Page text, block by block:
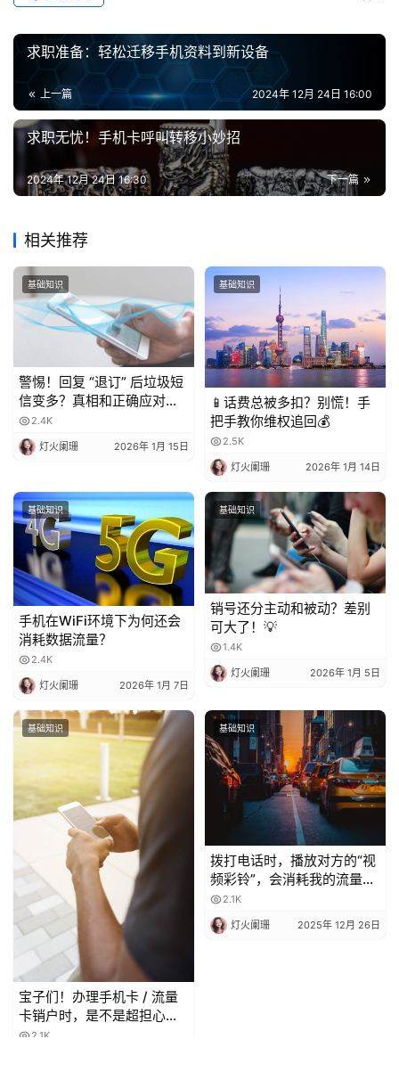
号
认
证
值
业
求职准备：轻松迁移手机资料到新设备
上一篇 2024年 12月 24日 16:00
求职无忧！手机卡呼叫转移小妙招
下一篇
2024年 12月 24日 16:30
相关推荐
基础知识
警惕！回复 “退订” 后垃圾短
信变多？真相和正确应对方
法都在这
2.4K
灯火阑珊 2026年 1月 15日
基础知识
📱话费总被多扣？别慌！手
把手教你维权追回💰
2.5K
灯火阑珊 2026年 1月 14日
基础知识
手机在WiFi环境下为何还会
消耗数据流量？
2.4K
灯火阑珊 2026年 1月 7日
基础知识
销号还分主动和被动？差别
可大了！💡
1.4K
灯火阑珊 2026年 1月 5日
基础知识
宝子们！办理手机卡 / 流量
卡销户时，是不是超担心当
月月租白扣？😫 今天整理了
2.1K
基础知识
拨打电话时，播放对方的“视
频彩铃”，会消耗我的流量
吗？
2.1K
灯火阑珊 2025年 12月 26日